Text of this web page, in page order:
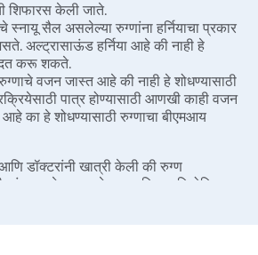
शिफारस केली जाते.
स्नायू सैल असलेल्या रुग्णांना हर्नियाचा प्रकार
अल्ट्रासाऊंड हर्निया आहे की नाही हे
मदत करू शकते.
वजन जास्त आहे की नाही हे शोधण्यासाठी
पात्र होण्यासाठी आणखी काही वजन
का हे शोधण्यासाठी रुग्णाचा बीएमआय
डॉक्टरांनी खात्री केली की रुग्ण
चांगला उमेदवार आहे, शस्त्रक्रिया नियोजित